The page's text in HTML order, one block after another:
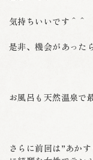
気持ちいいです＾
是非、機会があった
お風呂も天然温泉で
さらに前回は”あか